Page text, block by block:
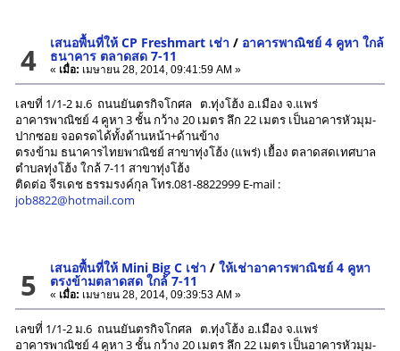
4 เสนอพื้นที่ให้ CP Freshmart เช่า / อาคารพาณิชย์ 4 คูหา ใกล้
ธนาคาร ตลาดสด 7-11
« เมื่อ: เมษายน 28, 2014, 09:41:59 AM »
เลขที่ 1/1-2 ม.6 ถนนยันตรกิจโกศล ต.ทุ่งโฮ้ง อ.เมือง จ.แพร่
อาคารพาณิชย์ 4 คูหา 3 ชั้น กว้าง 20 เมตร ลึก 22 เมตร เป็นอาคารหัวมุม-
ปากซอย จอดรดได้ทั้งด้านหน้า+ด้านข้าง
ตรงข้าม ธนาคารไทยพาณิชย์ สาขาทุ่งโฮ้ง (แพร่) เยื้อง ตลาดสดเทศบาล
ตำบลทุ่งโฮ้ง ใกล้ 7-11 สาขาทุ่งโฮ้ง
ติดต่อ จีรเดช ธรรมรงค์กุล โทร.081-8822999 E-mail :
job8822@hotmail.com
5 เสนอพื้นที่ให้ Mini Big C เช่า /ให้เช่าอาคารพาณิชย์ 4 คูหา
ตรงข้ามตลาดสด ใกล้ 7-11
« เมื่อ: เมษายน 28, 2014, 09:39:53 AM »
เลขที่ 1/1-2 ม.6 ถนนยันตรกิจโกศล ต.ทุ่งโฮ้ง อ.เมือง จ.แพร่
อาคารพาณิชย์ 4 คูหา 3 ชั้น กว้าง 20 เมตร ลึก 22 เมตร เป็นอาคารหัวมุม-